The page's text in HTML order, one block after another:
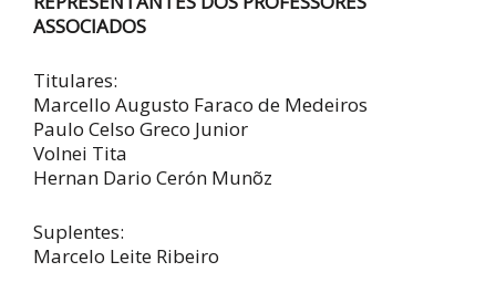
ASSOCIADOS
Titulares:
Marcello Augusto Faraco de Medeiros
Paulo Celso Greco Junior
Volnei Tita
Hernan Dario Cerón Munõz
Suplentes:
Marcelo Leite Ribeiro